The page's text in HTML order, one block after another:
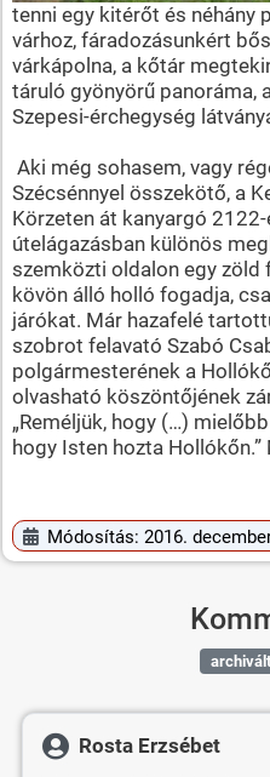
tenni egy kitérőt és néhány
várhoz, fáradozásunkért
várkápolna, a kőtár
táruló gyönyörű panoráma,
Szepesi-érchegység
Aki még sohasem, vagy
Szécsénnyel összekötő, a
Körzeten át kanyargó
útelágazásban különös
szemközti oldalon egy zöld
kövön álló holló fogadja,
járókat. Már hazafelé
szobrot felavató Szabó
polgármesterének a
olvasható köszöntőjének
„Reméljük, hogy (…)
hogy Isten hozta
Módosítás: 2016.
Rosta Erzsébet